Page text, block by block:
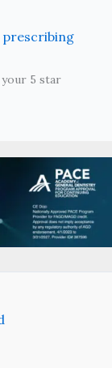
prescribing
5 star